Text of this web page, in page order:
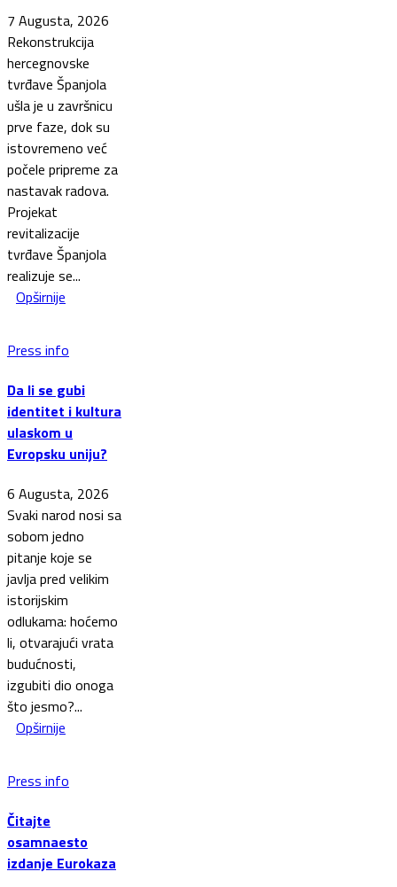
7 Augusta, 2026
Rekonstrukcija
hercegnovske
tvrđave Španjola
ušla je u završnicu
prve faze, dok su
istovremeno već
počele pripreme za
nastavak radova.
Projekat
revitalizacije
tvrđave Španjola
realizuje se...
Opširnije
Press info
Da li se gubi
identitet i kultura
ulaskom u
Evropsku uniju?
6 Augusta, 2026
Svaki narod nosi sa
sobom jedno
pitanje koje se
javlja pred velikim
istorijskim
odlukama: hoćemo
li, otvarajući vrata
budućnosti,
izgubiti dio onoga
što jesmo?...
Opširnije
Press info
Čitajte
osamnaesto
izdanje Eurokaza